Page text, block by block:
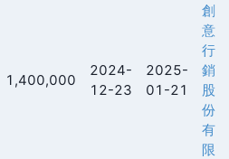
1,400,000
2024-
12-23
2025-
01-21
創
意
行
銷
股
份
有
限